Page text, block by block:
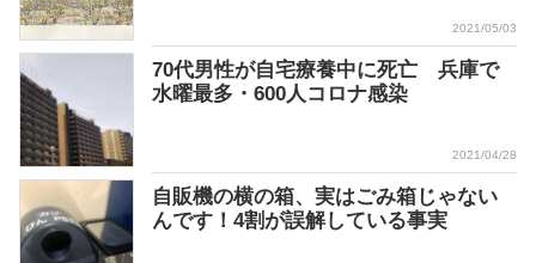
2021/05/03
70代男性が自宅療養中に死亡 兵庫で
水曜最多・600人コロナ感染
2021/04/28
自販機の横の箱、実はごみ箱じゃない
んです！4割が誤解している事実